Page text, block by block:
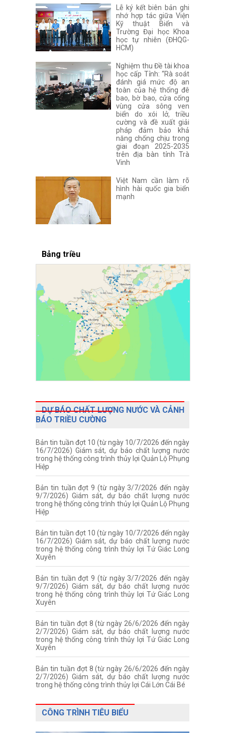
Lễ ký kết biên bản ghi
nhớ hợp tác giữa Viện
Kỹ thuật Biển và
Trường Đại học Khoa
học tự nhiên (ĐHQG-
HCM)
Nghiệm thu Đề tài khoa
học cấp Tỉnh: “Rà soát
đánh giá mức độ an
toàn của hệ thống đê
bao, bờ bao, cửa cống
vùng cửa sông ven
biển do xói lở, triều
cường và đề xuất giải
pháp đảm bảo khả
năng chống chịu trong
giai đoạn 2025-2035
trên địa bàn tỉnh Trà
Vinh
Việt Nam cần làm rõ
hình hài quốc gia biển
mạnh
Bảng triều
DỰ BÁO CHẤT LƯỢNG NƯỚC VÀ CẢNH
BÁO TRIỀU CƯỜNG
Bản tin tuần đợt 10 (từ ngày 10/7/2026 đến ngày
16/7/2026) Giám sát, dự báo chất lượng nước
trong hệ thống công trình thủy lợi Quản Lộ Phụng
Hiệp
Bản tin tuần đợt 9 (từ ngày 3/7/2026 đến ngày
9/7/2026) Giám sát, dự báo chất lượng nước
trong hệ thống công trình thủy lợi Quản Lộ Phụng
Hiệp
Bản tin tuần đợt 10 (từ ngày 10/7/2026 đến ngày
16/7/2026) Giám sát, dự báo chất lượng nước
trong hệ thống công trình thủy lợi Tứ Giác Long
Xuyên
Bản tin tuần đợt 9 (từ ngày 3/7/2026 đến ngày
9/7/2026) Giám sát, dự báo chất lượng nước
trong hệ thống công trình thủy lợi Tứ Giác Long
Xuyên
Bản tin tuần đợt 8 (từ ngày 26/6/2026 đến ngày
2/7/2026) Giám sát, dự báo chất lượng nước
trong hệ thống công trình thủy lợi Tứ Giác Long
Xuyên
Bản tin tuần đợt 8 (từ ngày 26/6/2026 đến ngày
2/7/2026) Giám sát, dự báo chất lượng nước
trong hệ thống công trình thủy lợi Cái Lớn Cái Bé
CÔNG TRÌNH TIÊU BIỂU